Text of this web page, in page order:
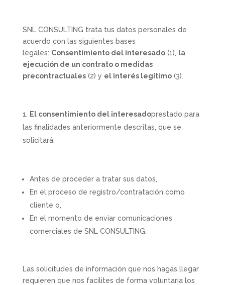
SNL CONSULTING trata tus datos personales de
acuerdo con las siguientes bases
legales: Consentimiento del interesado(1),
la
ejecución de un contrato o medidas
precontractuales(2) y el interés legítimo(3).
El consentimiento del interesadoprestado para
las finalidades anteriormente descritas, que se
solicitará:
Antes de proceder a tratar sus datos,
En el proceso de registro/contratación como
cliente o,
En el momento de enviar comunicaciones
comerciales de SNL CONSULTING.
Las solicitudes de información que nos hagas llegar
requieren que nos facilites de forma voluntaria los